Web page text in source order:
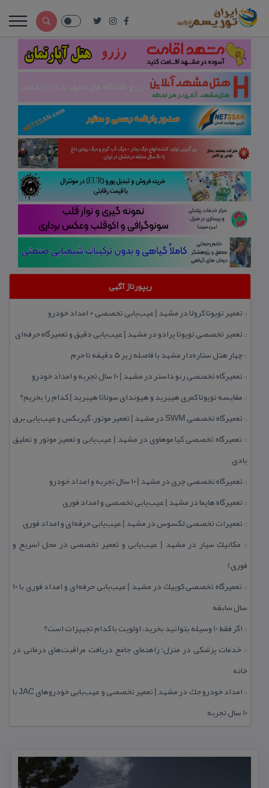
ریپورتاژ آگهی
:: تعمیر تویوتا كرولا در مشهد | عیب‌یابی تخصصی + امداد خودرو
:: تعمیر تخصصی تویوتا پرادو در مشهد | عیب‌یابی دقیق و تعمیرگاه حرفه‌ای
::چهار هتل‌ ستاره‌دار مشهد با فاصله زیر 5 دقیقه تا حرم
:: تعمیرگاه تخصصی رنو داستر در مشهد | ۱۰ سال تجربه و امداد خودرو
:: مقایسه تویوتا كمری هیبرید و هیوندای سوناتا هیبرید | كدام را بخریم؟
:: تعمیرگاه تخصصی SWM در مشهد | تعمیر موتور، گیربكس و عیب‌یابی برق
:: تعمیرگاه تخصصی كیا موهاوی در مشهد | عیب‌یابی و تعمیر موتور و تعلیق
بادی
:: تعمیرگاه تخصصی چری در مشهد | ۱۰ سال تجربه و امداد خودرو
:: تعمیرگاه هایما در مشهد | عیب‌یابی تخصصی و امداد فوری
:: تعمیرات تخصصی لكسوس در مشهد | عیب‌یابی حرفه‌ای و امداد فوری
:: مكانیك سیار در مشهد | عیب‌یابی و تعمیر تخصصی در محل (سریع و
فوری)
::
تعمیرگاه تخصصی كوییك در مشهد | عیب‌یابی حرفه‌ای و امداد فوری با ۱۰
سال سابقه
:: اگر فقط 10 وسیله بتوانید بخرید، اولویت با كدام تجهیزات است؟
:: خدمات پزشكی در منزل؛ راهنمای جامع دریافت مراقبت‌های درمانی در
خانه
::
امداد خودرو جك در مشهد | تعمیر تخصصی و عیب‌یابی خودروهای JAC با
۱۰ سال تجربه